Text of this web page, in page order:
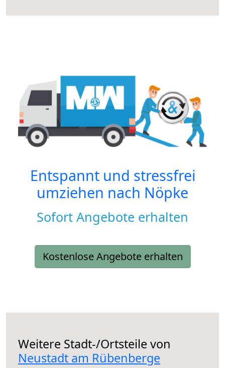
Entspannt und stressfrei
umziehen nach Nöpke
Sofort Angebote erhalten
Kostenlose Angebote erhalten
Weitere Stadt-/Ortsteile von
Neustadt am Rübenberge